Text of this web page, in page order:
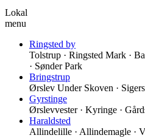
Lokal
menu
Ringsted by
Tolstrup · Ringsted Mark ·
· Sønder Park
Bringstrup
Ørslev Under Skoven ·
Gyrstinge
Ørslevvester · Kyringe ·
Haraldsted
Allindelille · Allindemagle ·